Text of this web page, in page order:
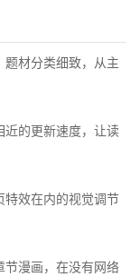
题材分类细致，从主
近的更新速度，让读
特效在内的视觉调节
节漫画，在没有网络